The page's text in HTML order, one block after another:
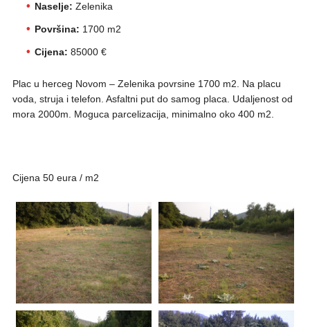
Naselje: Zelenika
Površina: 1700 m2
Cijena: 85000 €
Plac u herceg Novom – Zelenika povrsine 1700 m2. Na placu
voda, struja i telefon. Asfaltni put do samog placa. Udaljenost od
mora 2000m. Moguca parcelizacija, minimalno oko 400 m2.
Cijena 50 eura / m2